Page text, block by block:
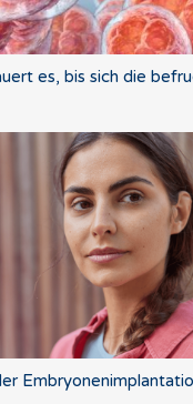
es, bis sich die